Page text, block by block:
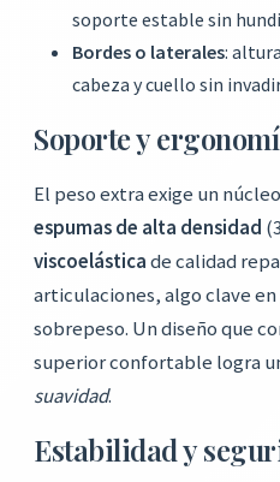
soporte estable sin
Bordes o laterales:
cabeza y cuello sin
Soporte y
El peso extra exige un
espumas de alta densidad
viscoelásticade calidad
articulaciones, algo clave
sobrepeso. Un diseño que
superior confortable logra
suavidad.
Estabilidad y